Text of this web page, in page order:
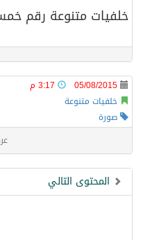
خلفيات متنوعة رقم
05/08/2015
خلفيات متنوعة
صورة
المحتوى التالي